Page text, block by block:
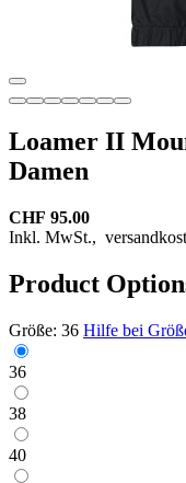
Loamer II
Damen
CHF 95.00
Inkl. MwSt.,
Product
Größe: 36 Hilfe bei
36
38
40